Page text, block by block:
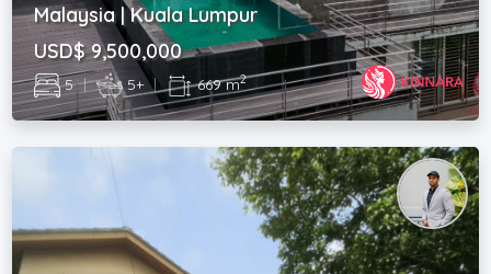
Malaysia | Kuala Lumpur
USD$ 9,500,000
5 | 5+ | 669 m2